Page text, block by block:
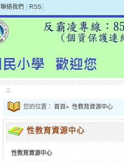
聯絡我們 RSS
:::
您的位置： 首頁» 性教育資源中心
性教育資源中心
性教育資源中心